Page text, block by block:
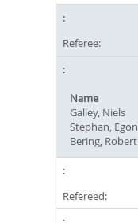
Referee:
Name
Galley, Niels
Stephan, Egon
Bering, Robert
Refereed: